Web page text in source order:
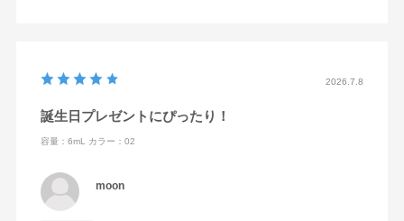
2026.7.8
誕生日プレゼントにぴったり！
容量：6mL カラー：02
moon